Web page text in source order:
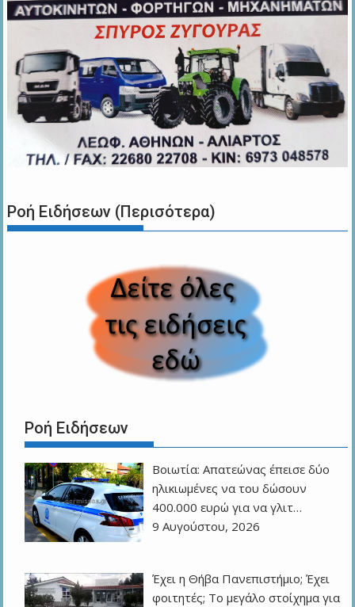
Ροή Ειδήσεων (Περισότερα)
Ροή Ειδήσεων
Βοιωτία: Απατεώνας έπεισε δύο
ηλικιωμένες να του δώσουν
400.000 ευρώ για να γλιτ…
9 Αυγούστου, 2026
Έχει η Θήβα Πανεπιστήμιο; Έχει
φοιτητές; Το μεγάλο στοίχημα για